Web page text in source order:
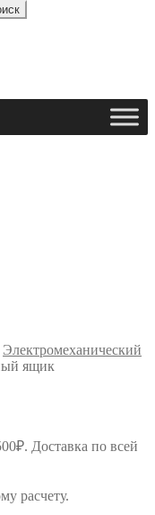
Электромеханический
ящик
Доставка по всей
расчету.